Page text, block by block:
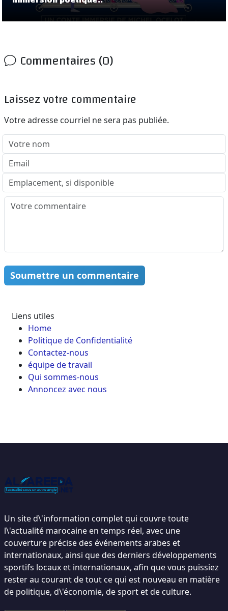
Commentaires (0)
Laissez votre commentaire
Votre adresse courriel ne sera pas publiée.
Soumettre un commentaire
Liens utiles
Home
Politique de Confidentialité
Contactez-nous
équipe de travail
Qui sommes-nous
Annoncez avec nous
Un site d\'information complet qui couvre toute
l\'actualité marocaine en temps réel, avec une
couverture précise des événements arabes et
internationaux, ainsi que des derniers développements
sportifs locaux et internationaux, afin que vous puissiez
rester au courant de tout ce qui est nouveau en matière
de politique, d\'économie, de sport et de culture.